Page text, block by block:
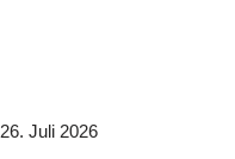
26. Juli 2026